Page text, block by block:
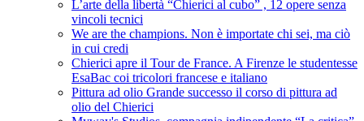
L’arte della libertà “Chierici al cubo” , 12 opere senza
vincoli tecnici
We are the champions. Non è importate chi sei, ma ciò
in cui credi
Chierici apre il Tour de France. A Firenze le studentesse
EsaBac coi tricolori francese e italiano
Pittura ad olio Grande successo il corso di pittura ad
olio del Chierici